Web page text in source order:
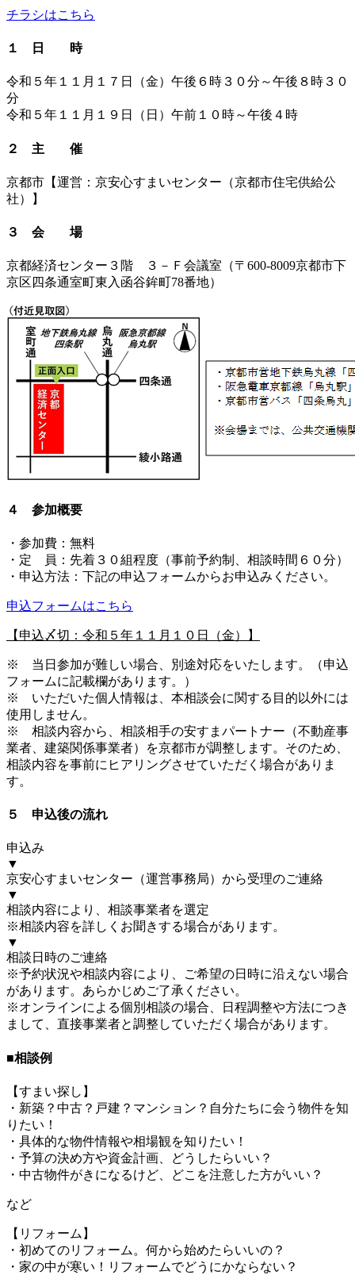
チラシはこちら
１ 日 時
令和５年１１月１７日（金）午後６時３０分～午後８時３０
分
令和５年１１月１９日（日）午前１０時～午後４時
２ 主 催
京都市【運営：京安心すまいセンター（京都市住宅供給公
社）】
３ 会 場
京都経済センター３階 ３－Ｆ会議室（〒600-8009京都市下
京区四条通室町東入函谷鉾町78番地）
４ 参加概要
・参加費：無料
・定 員：先着３０組程度（事前予約制、相談時間６０分）
・申込方法：下記の申込フォームからお申込みください。
申込フォームはこちら
【申込〆切：令和５年１１月１０日（金）】
※ 当日参加が難しい場合、別途対応をいたします。（申込
フォームに記載欄があります。）
※ いただいた個人情報は、本相談会に関する目的以外には
使用しません。
※ 相談内容から、相談相手の安すまパートナー（不動産事
業者、建築関係事業者）を京都市が調整します。そのため、
相談内容を事前にヒアリングさせていただく場合がありま
す。
５ 申込後の流れ
申込み
▼
京安心すまいセンター（運営事務局）から受理のご連絡
▼
相談内容により、相談事業者を選定
※相談内容を詳しくお聞きする場合があります。
▼
相談日時のご連絡
※予約状況や相談内容により、ご希望の日時に沿えない場合
があります。あらかじめご了承ください。
※オンラインによる個別相談の場合、日程調整や方法につき
まして、直接事業者と調整していただく場合があります。
■相談例
【すまい探し】
・新築？中古？戸建？マンション？自分たちに会う物件を知
りたい！
・具体的な物件情報や相場観を知りたい！
・予算の決め方や資金計画、どうしたらいい？
・中古物件がきになるけど、どこを注意した方がいい？
など
【リフォーム】
・初めてのリフォーム。何から始めたらいいの？
・家の中が寒い！リフォームでどうにかならない？